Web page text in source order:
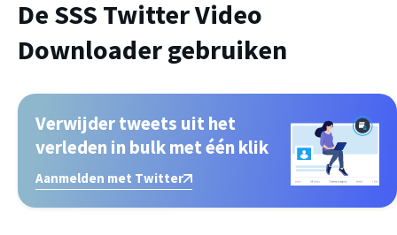
De SSS Twitter Video
Downloader gebruiken
Verwijder tweets uit het
verleden in bulk met één klik
Aanmelden met Twitter